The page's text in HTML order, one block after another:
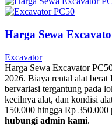
Harga Sewa
Excavator
Harga Sewa Excavator
2026. Biaya rental alat berat
bervariasi tergantung pada
kecilnya alat, dan kondisi
150.000 hingga Rp 350.000
hubungi admin kami.